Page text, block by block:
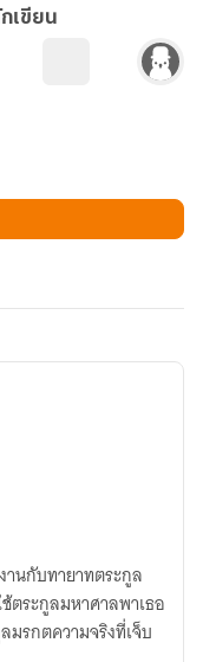
เขียน
นกับทายาทตระกูล
ตระกูลมหาศาลพาเธอ
รกตความจริงที่เจ็บ